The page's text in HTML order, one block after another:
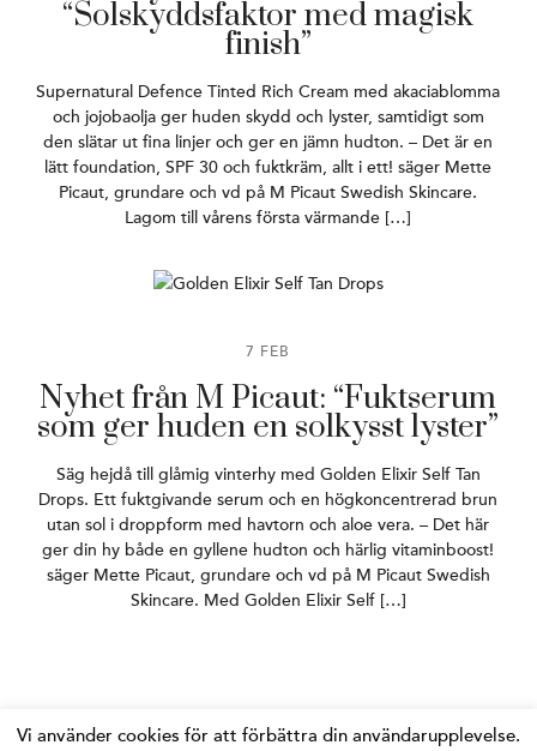
“Solskyddsfaktor med magisk
finish”
Supernatural Defence Tinted Rich Cream med akaciablomma
och jojobaolja ger huden skydd och lyster, samtidigt som
den slätar ut fina linjer och ger en jämn hudton. – Det är en
lätt foundation, SPF 30 och fuktkräm, allt i ett! säger Mette
Picaut, grundare och vd på M Picaut Swedish Skincare.
Lagom till vårens första värmande […]
7 FEB
Nyhet från M Picaut: “Fuktserum
som ger huden en solkysst lyster”
Säg hejdå till glåmig vinterhy med Golden Elixir Self Tan
Drops. Ett fuktgivande serum och en högkoncentrerad brun
utan sol i droppform med havtorn och aloe vera. – Det här
ger din hy både en gyllene hudton och härlig vitaminboost!
säger Mette Picaut, grundare och vd på M Picaut Swedish
Skincare. Med Golden Elixir Self […]
Vi använder cookies för att förbättra din användarupplevelse.